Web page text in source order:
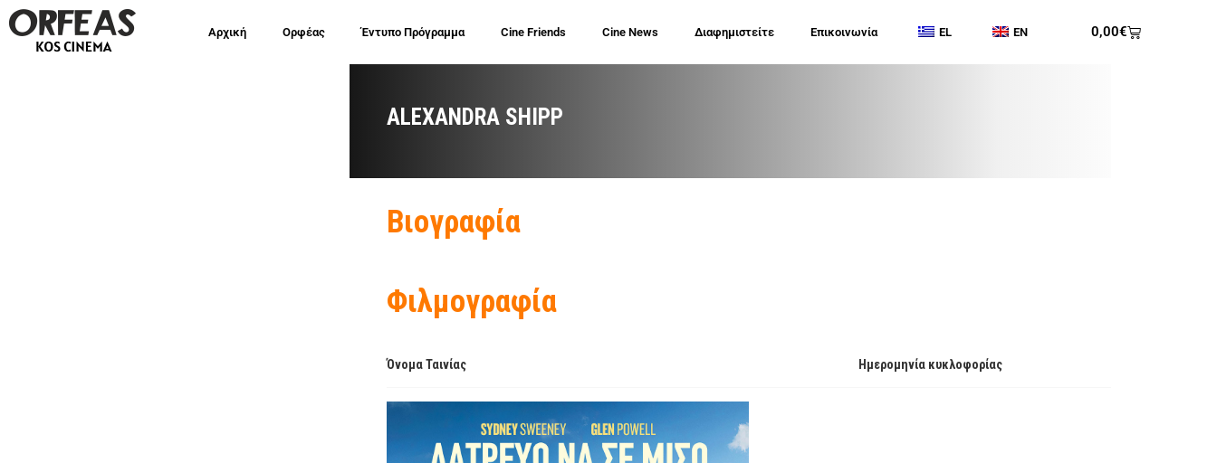
Αρχική Ορφέας Έντυπο Πρόγραμμα Cine Friends Cine News Διαφημιστείτε Επικοινωνία EL EN 0,00€
ALEXANDRA SHIPP
Βιογραφία
Φιλμογραφία
Όνομα Ταινίας Ημερομηνία κυκλοφορίας